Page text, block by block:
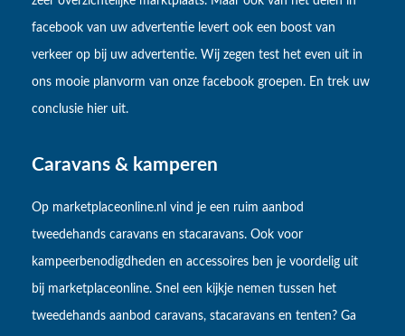
facebook van uw advertentie levert ook een boost van
verkeer op bij uw advertentie. Wij zegen test het even uit in
ons mooie planvorm van onze facebook groepen. En trek uw
conclusie hier uit.
Caravans & kamperen
Op marketplaceonline.nl vind je een ruim aanbod
tweedehands caravans en stacaravans. Ook voor
kampeerbenodigdheden en accessoires ben je voordelig uit
bij marketplaceonline. Snel een kijkje nemen tussen het
tweedehands aanbod caravans, stacaravans en tenten? Ga